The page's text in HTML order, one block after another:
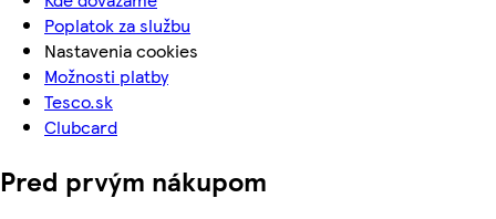
Poplatok za službu
Nastavenia cookies
Možnosti platby
Tesco.sk
Clubcard
Pred prvým nákupom